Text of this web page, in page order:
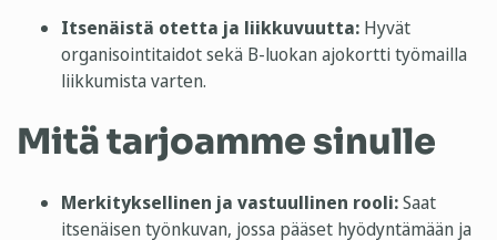
Itsenäistä otetta ja liikkuvuutta: Hyvät
organisointitaidot sekä B-luokan ajokortti työmailla
liikkumista varten.
Mitä tarjoamme sinulle
Merkityksellinen ja vastuullinen rooli:Saat
itsenäisen työnkuvan, jossa pääset hyödyntämään ja